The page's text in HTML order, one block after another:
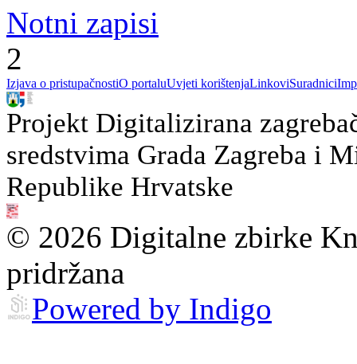
Notni zapisi
2
Izjava o pristupačnostiO portaluUvjeti korištenjaLinkoviSuradnici
Projekt Digitalizirana
sredstvima Grada Zagreba i
Republike Hrvatske
© 2026 Digitalne zbirke
pridržana
Powered by Indigo